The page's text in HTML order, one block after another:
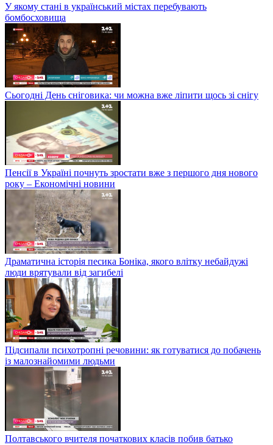
У якому стані в український містах перебувають
бомбосховища
Сьогодні День сніговика: чи можна вже ліпити щось зі снігу
Пенсії в Україні почнуть зростати вже з першого дня нового
року – Економічні новини
Драматична історія песика Боніка, якого влітку небайдужі
люди врятували від загибелі
Підсипали психотропні речовини: як готуватися до побачень
із малознайомими людьми
Полтавського вчителя початкових класів побив батько